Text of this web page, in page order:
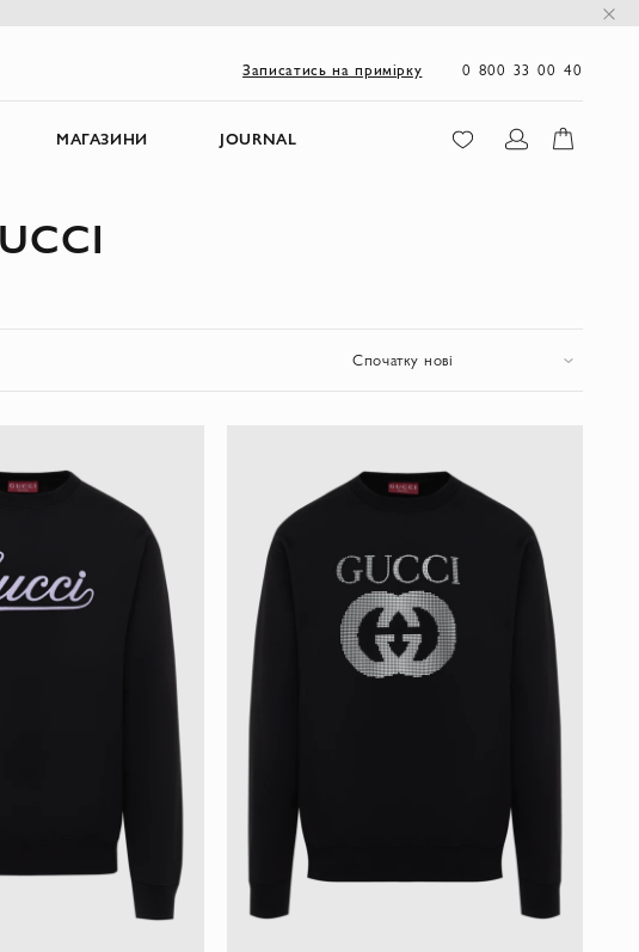
Записатись на примірку 0 800 33 00 40
МАГАЗИНИ JOURNAL
Спочатку нові